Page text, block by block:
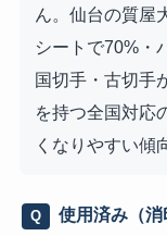
ん。仙台の質屋
シートで70%・
国切手・古切手
を持つ全国対応
くなりやすい傾
Q
使用済み（消